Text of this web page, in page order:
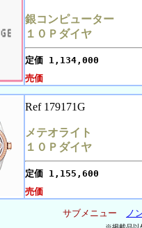
銀コンピューター
１０Ｐダイヤ
定価 1,134,000
売価
Ref 179171G
メテオライト
１０Ｐダイヤ
定価 1,155,600
売価
サブメニュー ノ